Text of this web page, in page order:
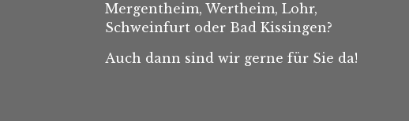
Mergentheim, Wertheim, Lohr,
Schweinfurt oder Bad Kissingen?
Auch dann sind wir gerne für Sie da!